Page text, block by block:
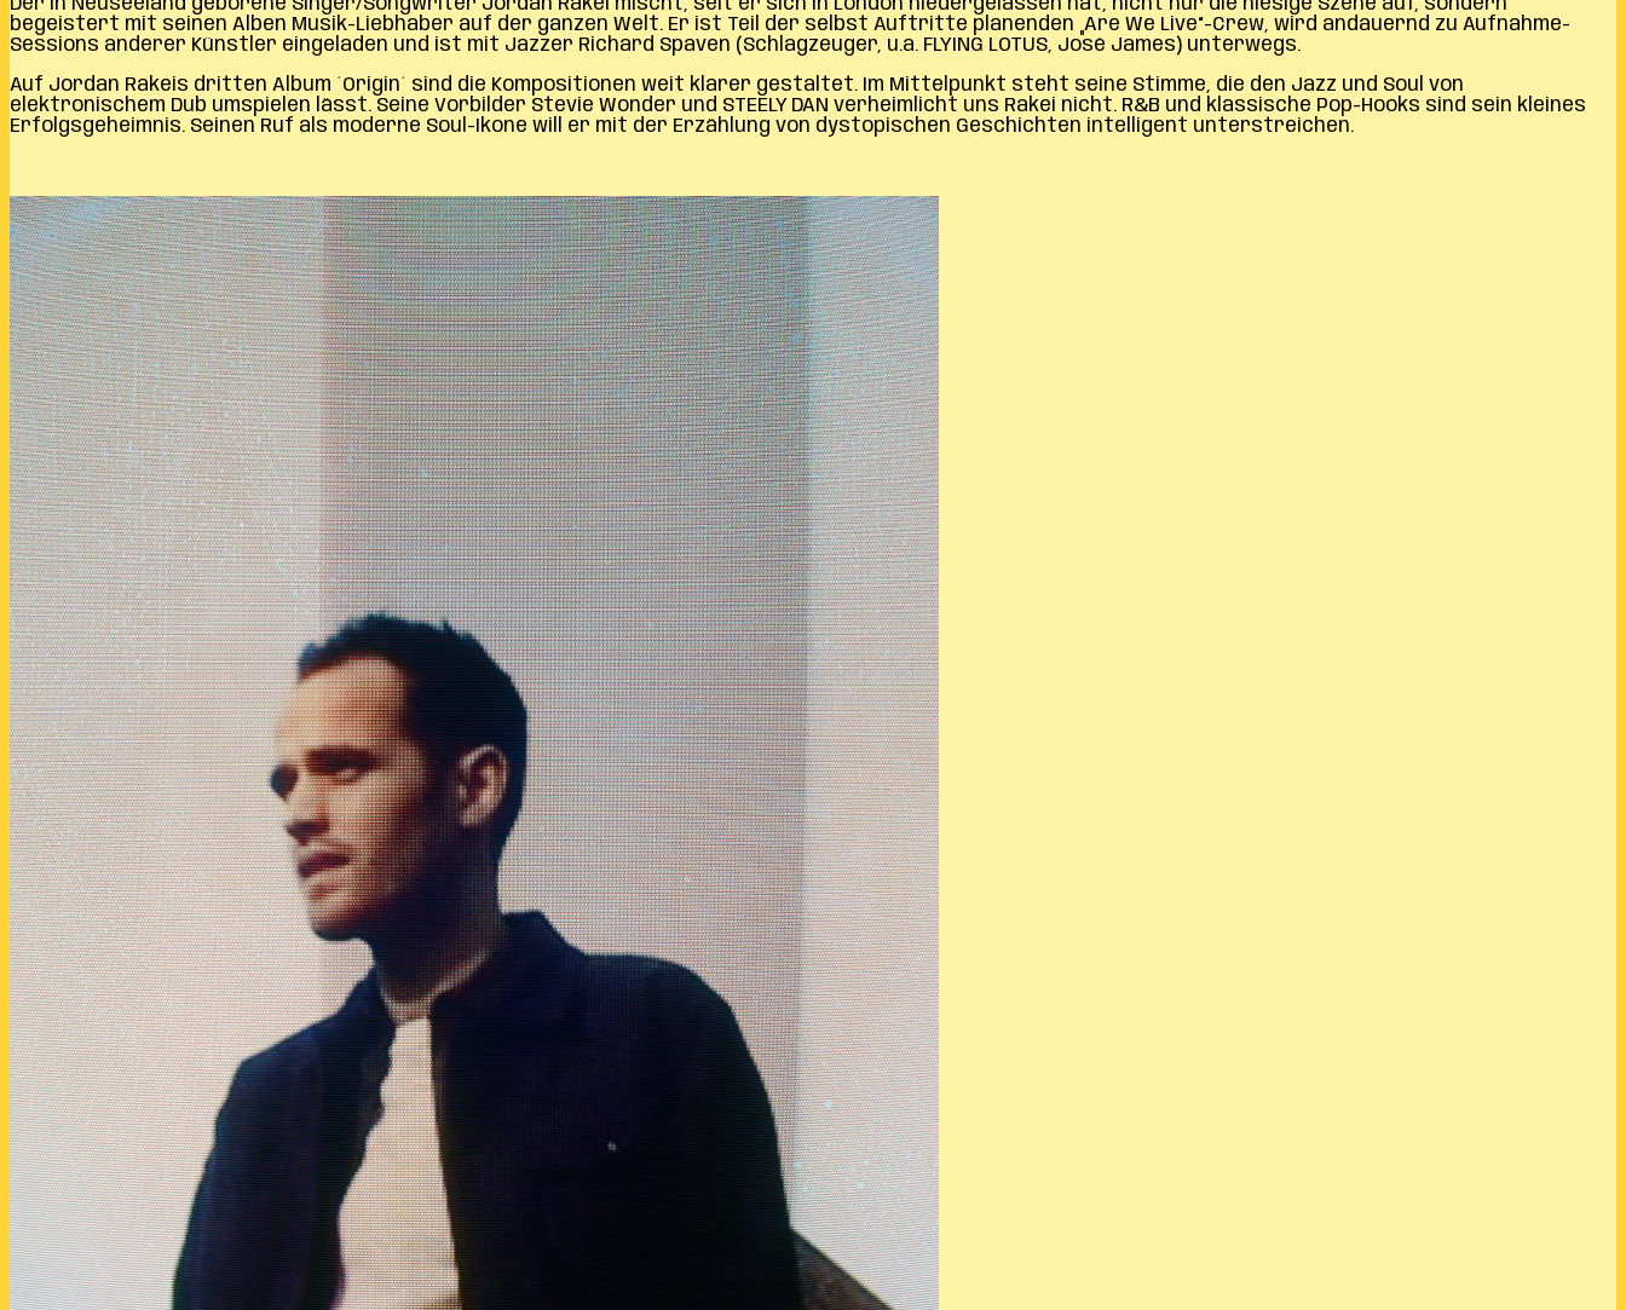
begeistert mit seinen Alben Musik-Liebhaber auf der ganzen Welt. Er ist Teil der selbst Auftritte planenden „Are We Live“-Crew, wird andauernd zu Aufnahme-
Sessions anderer Künstler eingeladen und ist mit Jazzer Richard Spaven (Schlagzeuger, u.a. FLYING LOTUS, José James) unterwegs.
Auf Jordan Rakeis dritten Album ´Origin´ sind die Kompositionen weit klarer gestaltet. Im Mittelpunkt steht seine Stimme, die den Jazz und Soul von
elektronischem Dub umspielen lässt. Seine Vorbilder Stevie Wonder und STEELY DAN verheimlicht uns Rakei nicht. R&B und klassische Pop-Hooks sind sein kleines
Erfolgsgeheimnis. Seinen Ruf als moderne Soul-Ikone will er mit der Erzählung von dystopischen Geschichten intelligent unterstreichen.